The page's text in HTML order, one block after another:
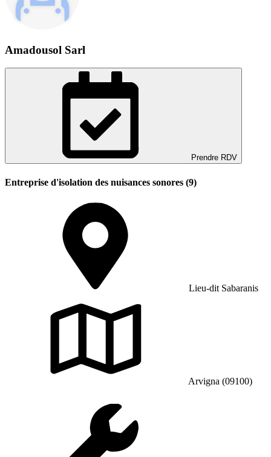
Amadousol Sarl
Prendre RDV
Entreprise d'isolation des nuisances sonores (9)
Lieu-dit Sabaranis
Arvigna (09100)